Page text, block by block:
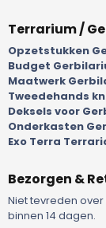
Terrarium /
Opzetstukken
Budget
Maatwerk
Tweedehands
Deksels voor
Onderkasten
Exo Terra
Bezorgen &
Niet tevreden
binnen 14 dagen.